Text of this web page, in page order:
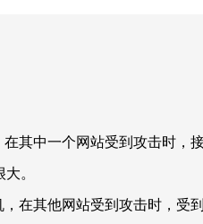
其中一个网站受到攻击时，
。
在其他网站受到攻击时，受